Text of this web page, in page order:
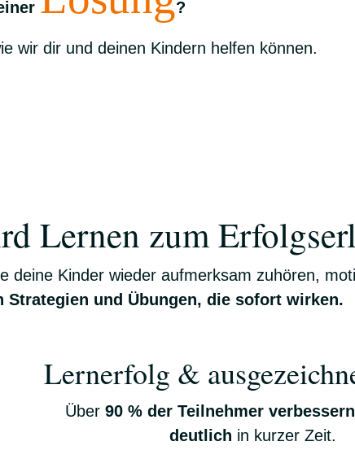
?
wir dir und deinen Kindern helfen können.
Lernen zum
deine Kinder wieder aufmerksam zuhören,
Strategien und Übungen, die sofort wirken.
Lernerfolg &
Über 90 % der Teilnehmer
deutlich in kurzer Zeit.